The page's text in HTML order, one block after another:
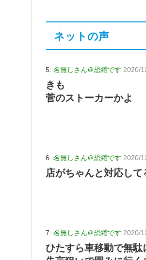
ネットの声
5: 名無しさん＠恐縮です 2020/
きも
菅のストーカーかよ
6: 名無しさん＠恐縮です 2020/
店がちゃんと対応して
7: 名無しさん＠恐縮です 2020/
ひたすら車移動で無